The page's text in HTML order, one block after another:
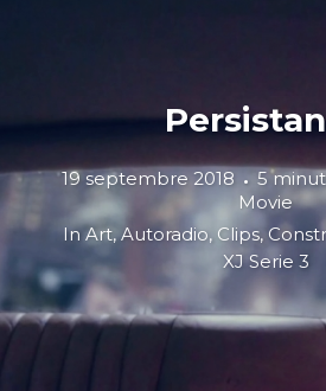
19 septembre 2018 5
Movie
InArt,Autoradio, Clips,
XJ Serie 3